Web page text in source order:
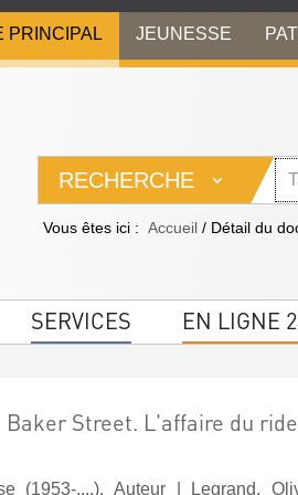
PRINCIPAL JEUNESSE
RECHERCHE
Vous êtes ici : Accueil / Détail du
SERVICES EN LIGNE
Baker Street. L'affaire du
(1953-....). Auteur| Legrand,